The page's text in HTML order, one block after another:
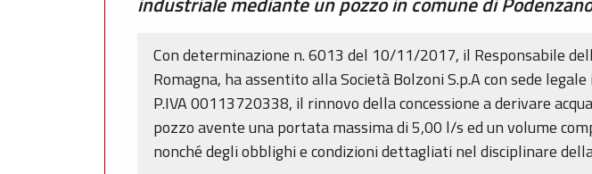
Con determinazione n. 6013 del 10/11/2017, il Responsabile
Romagna, ha assentito alla Società Bolzoni S.p.A con sede
P.IVA 00113720338, il rinnovo della concessione a derivare
pozzo avente una portata massima di 5,00 l/s ed un volume
nonché degli obblighi e condizioni dettagliati nel disciplinare